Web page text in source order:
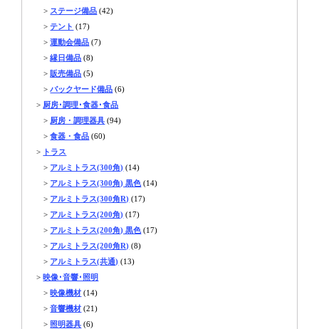
> ステージ備品 (42)
>テント (17)
>運動会備品 (7)
>縁日備品 (8)
> 販売備品 (5)
>バックヤード備品 (6)
> 厨房･調理･食器･食品
> 厨房・調理器具 (94)
>食器・食品 (60)
> トラス
> アルミトラス(300角) (14)
> アルミトラス(300角) 黒色 (14)
> アルミトラス(300角R) (17)
> アルミトラス(200角) (17)
> アルミトラス(200角) 黒色 (17)
> アルミトラス(200角R) (8)
> アルミトラス(共通) (13)
>映像･音響･照明
>映像機材 (14)
>音響機材 (21)
> 照明器具 (6)